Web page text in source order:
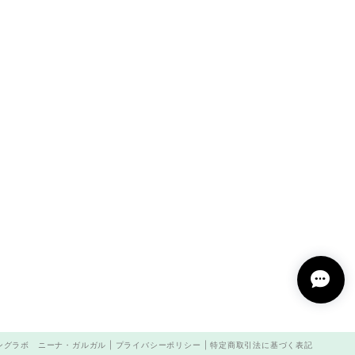
グラボ ニーナ・ガルガル | プライバシーポリシー |特定商取引法に基づく表記